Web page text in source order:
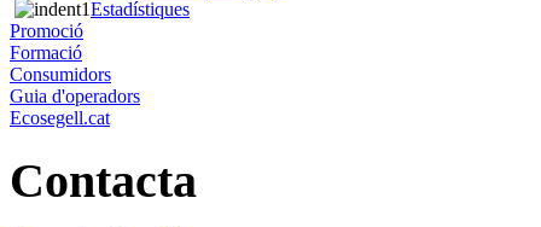
Estadístiques
Promoció
Formació
Consumidors
Guia d'operadors
Ecosegell.cat
Contacta